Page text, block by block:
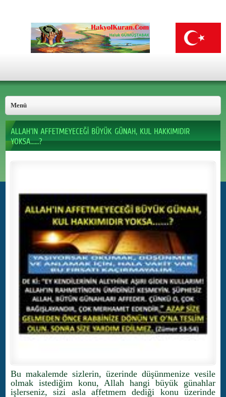
Bu makalemde sizlerin, üzerinde düşünmenize vesile
olmak istediğim konu, Allah hangi büyük günahlar
işlerseniz, sizi asla affetmem dediği konu üzerinde